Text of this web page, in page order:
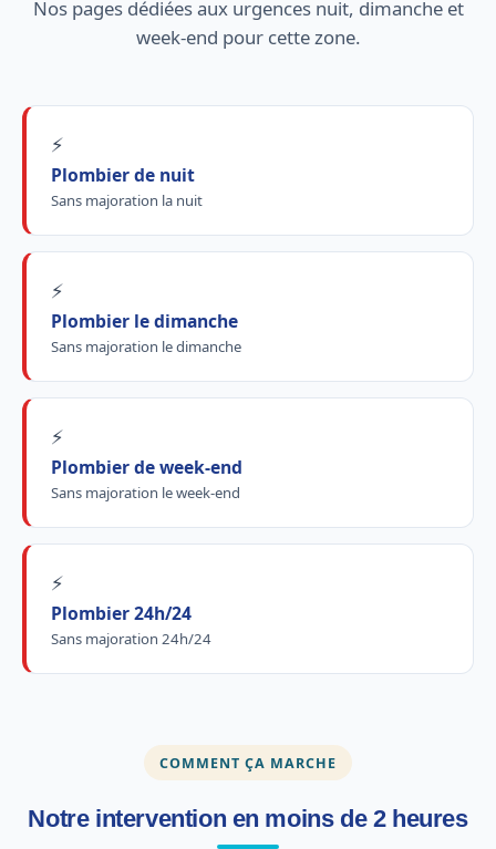
Nos pages dédiées aux urgences nuit, dimanche et
week-end pour cette zone.
⚡
Plombier de nuit
Sans majoration la nuit
⚡
Plombier le dimanche
Sans majoration le dimanche
⚡
Plombier de week-end
Sans majoration le week-end
⚡
Plombier 24h/24
Sans majoration 24h/24
COMMENT ÇA MARCHE
Notre intervention en moins de 2 heures